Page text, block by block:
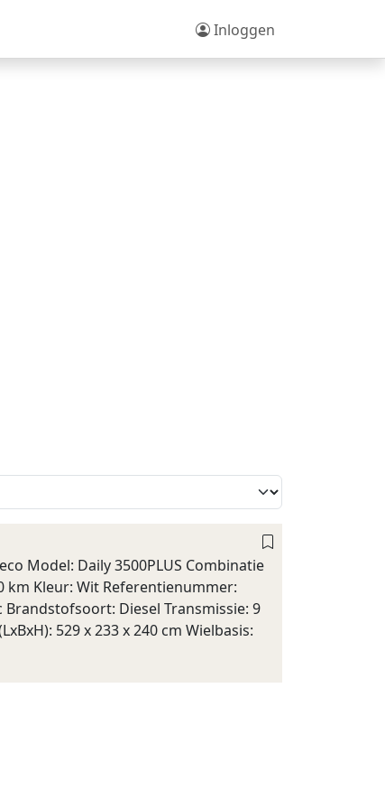
Inloggen
Model: Daily 3500PLUS Combinatie
km Kleur: Wit Referentienummer:
Diesel Transmissie: 9
529 x 233 x 240 cm Wielbasis: